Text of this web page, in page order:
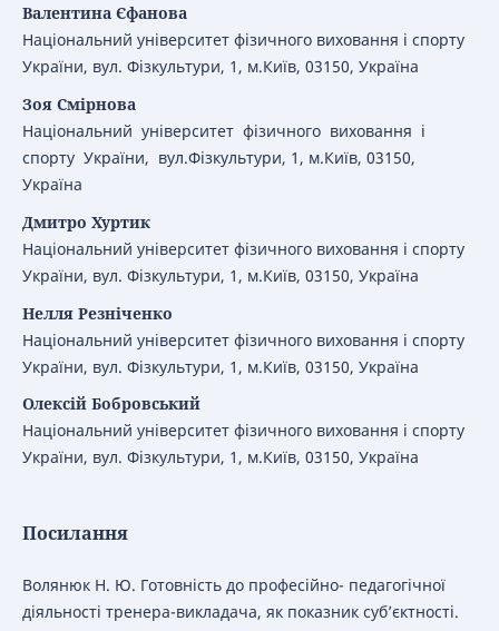
Валентина Єфанова
Національний університет фізичного виховання і спорту
України, вул. Фізкультури, 1, м.Київ, 03150, Україна
Зоя Смірнова
Національний університет фізичного виховання і
спорту України, вул.Фізкультури, 1, м.Київ, 03150,
Україна
Дмитро Хуртик
Національний університет фізичного виховання і спорту
України, вул. Фізкультури, 1, м.Київ, 03150, Україна
Нелля Резніченко
Національний університет фізичного виховання і спорту
України, вул. Фізкультури, 1, м.Київ, 03150, Україна
Олексій Бобровський
Національний університет фізичного виховання і спорту
України, вул. Фізкультури, 1, м.Київ, 03150, Україна
Посилання
Волянюк Н. Ю. Готовність до професійно- педагогічної
діяльності тренера-викладача, як показник суб’єктності.